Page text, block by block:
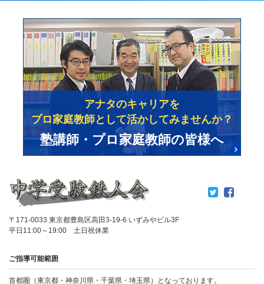
〒171-0033 東京都豊島区高田3-19-6 いずみやビル3F
平日11:00～19:00 土日祝休業
ご指導可能範囲
首都圏（東京都・神奈川県・千葉県・埼玉県）となっております。
アナタのキャリアを
プロ家庭教師として活かしてみませんか？
塾講師・プロ家庭教師の皆様へ